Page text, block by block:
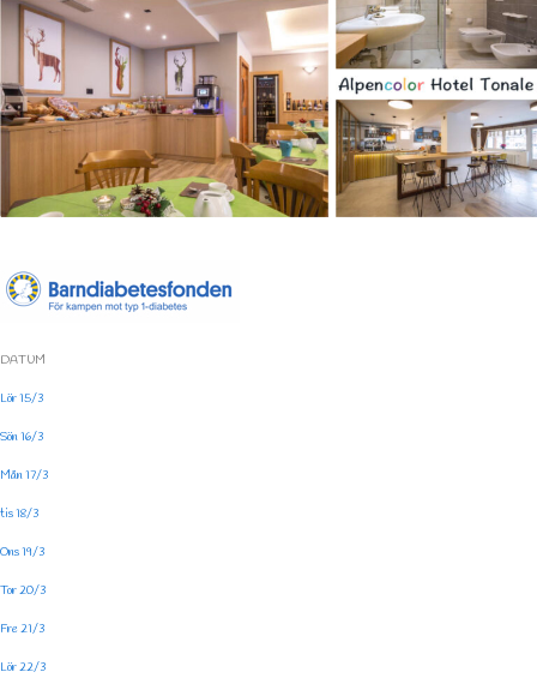
DATUM
Lör 15/3
Sön 16/3
Mån 17/3
tis 18/3
Ons 19/3
Tor 20/3
Fre 21/3
Lör 22/3